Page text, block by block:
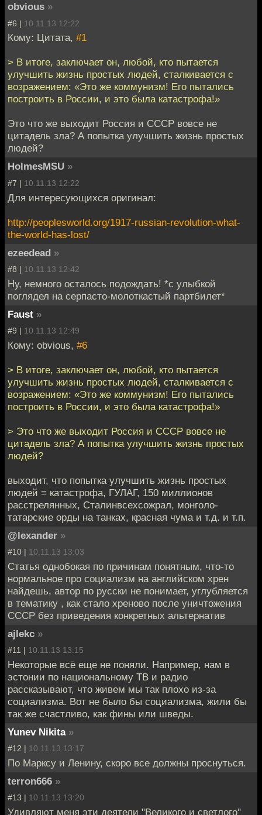
obvious »
#6 | 10.11.13 12:22
Кому: Цитата, #1
> В итоге, заключает он, любой, кто пытается
улучшить жизнь простых людей, сталкивается с
возражением: «Это же коммунизм! Его пытались
построить в России, и это была катастрофа!»
Это что же выходит Россия и СССР вовсе не
цитадель зла? А попытка улучшить жизнь простых
людей?
HolmesMSU »
#7 | 10.11.13 12:22
Для интересующихся оригинал:
http://peoplesworld.org/1917-russian-revolution-what-
the-world-has-lost/
ezeedead »
#8 | 10.11.13 12:42
Ну, немного осталось подождать! *с улыбкой
поглядел на серпасто-молоткастый партбилет*
Faust »
#9 | 10.11.13 12:49
Кому: obvious, #6
> В итоге, заключает он, любой, кто пытается
улучшить жизнь простых людей, сталкивается с
возражением: «Это же коммунизм! Его пытались
построить в России, и это была катастрофа!»
> Это что же выходит Россия и СССР вовсе не
цитадель зла? А попытка улучшить жизнь простых
людей?
выходит, что попытка улучшить жизнь простых
людей = катастрофа, ГУЛАГ, 150 миллионов
расстрелянных, Сталинвсехсожрал, монголо-
татарские орды на танках, красная чума и т.д. и т.п.
@lexander »
#10 | 10.11.13 13:03
Cтатья однобокая по причинам понятным, что-то
нормальное про социализм на английском хрен
найдешь, автор по русски не понимает, углубляется
в тематику , как стало хреново после уничтожения
СССР без приведения конкретных альтернатив
ajlekc »
#11 | 10.11.13 13:15
Некоторые всё еще не поняли. Например, нам в
эстонии по национальному ТВ и радио
рассказывают, что живем мы так плохо из-за
социализма. Вот не было бы социализма, жили бы
так же счастливо, как фины или шведы.
Yunev Nikita »
#12 | 10.11.13 13:17
По Марксу и Ленину, скоро все должны проснуться.
terron666 »
#13 | 10.11.13 13:20
Удивляют меня эти деятели "Великого и светлого"